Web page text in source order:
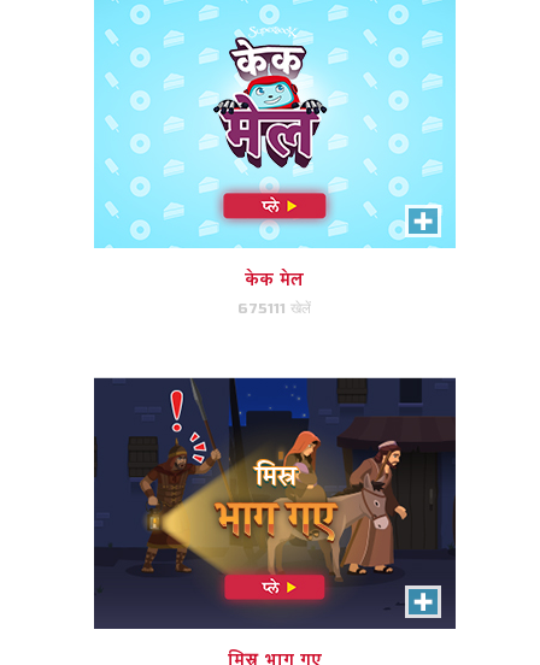
केक मेल
675111 खेलें
मिस्र भाग गए
यूसुफ, मरियम और यीशु की मदद राजा
हेरोदेस से बचने और मिस्र में जाने के लिए
मिस्र भाग गए